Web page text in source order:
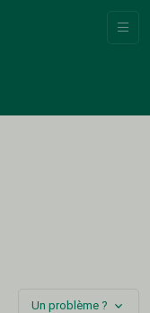
Un problème ?